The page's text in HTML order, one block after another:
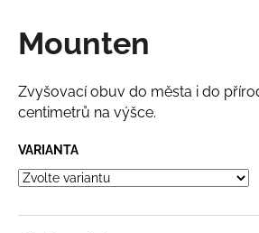
Mounten
Zvyšovací obuv do města i do
centimetrů na výšce.
VARIANTA
t
?